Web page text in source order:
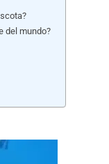
del mundo?